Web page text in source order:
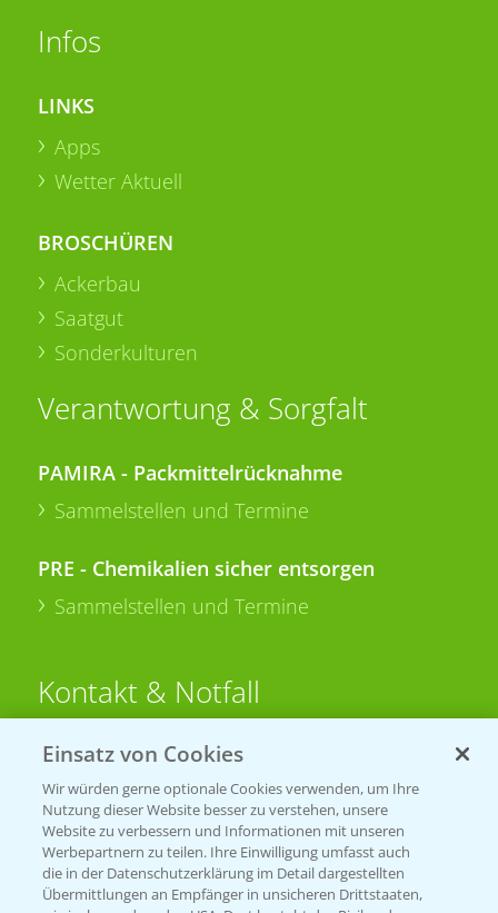
Infos
LINKS
Apps
Wetter Aktuell
BROSCHÜREN
Ackerbau
Saatgut
Sonderkulturen
Verantwortung & Sorgfalt
PAMIRA - Packmittelrücknahme
Sammelstellen und Termine
PRE - Chemikalien sicher entsorgen
Sammelstellen und Termine
Kontakt & Notfall
Beratung auf WhatsApp
T.+49 (0)174 346 564 1
KONTAKT
Einsatz von Cookies
Wir würden gerne optionale Cookies verwenden, um Ihre
Nutzung dieser Website besser zu verstehen, unsere
Website zu verbessern und Informationen mit unseren
Werbepartnern zu teilen. Ihre Einwilligung umfasst auch
die in der Datenschutzerklärung im Detail dargestellten
Übermittlungen an Empfänger in unsicheren Drittstaaten,